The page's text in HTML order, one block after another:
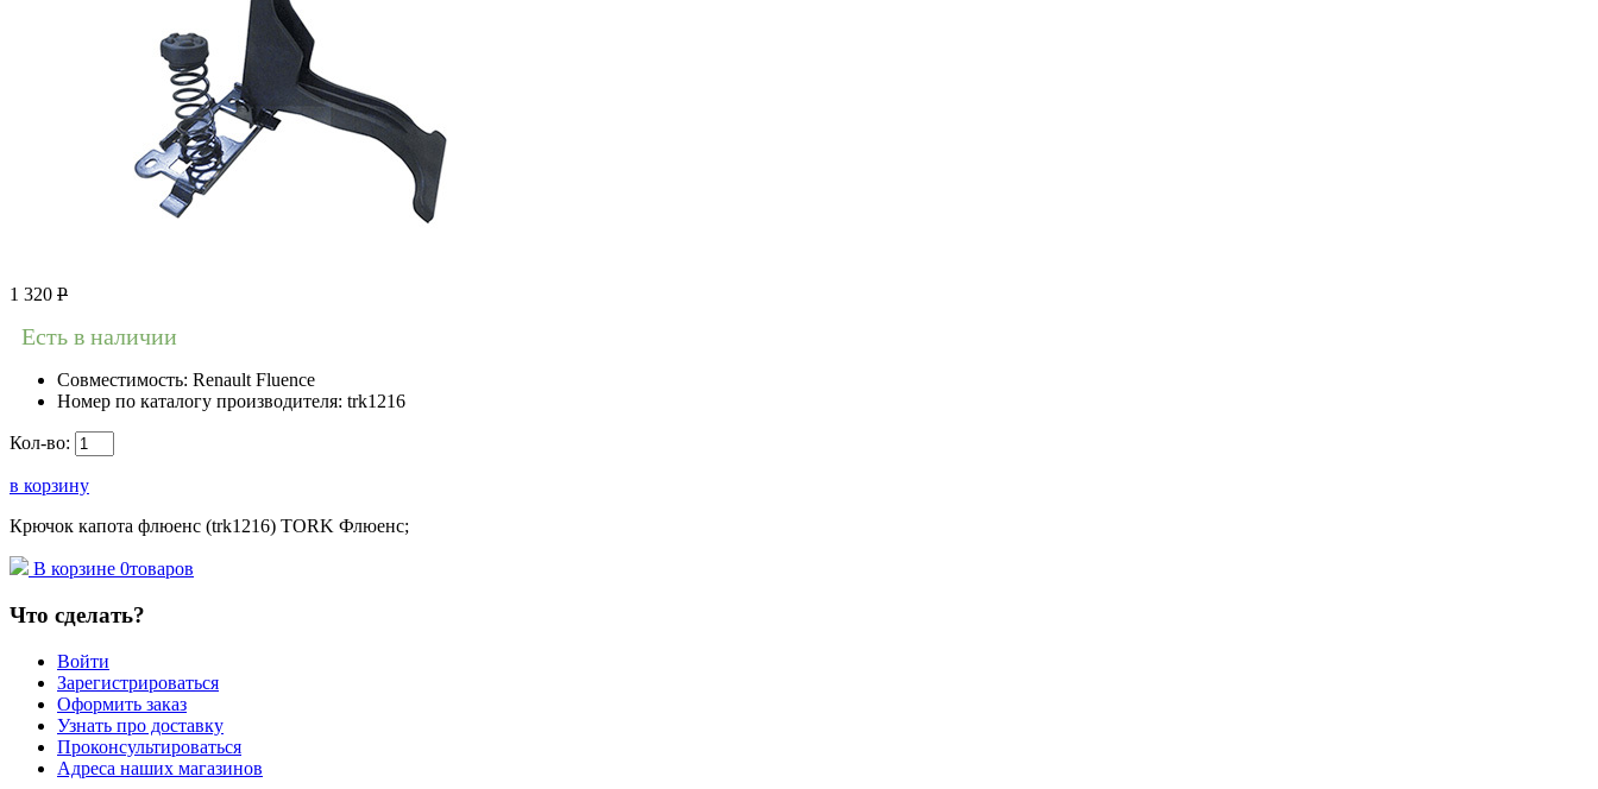
1 320 Р
Есть в наличии
Совместимость: Renault Fluence
Номер по каталогу производителя: trk1216
Кол-во:
в корзину
Крючок капота флюенс (trk1216) TORK Флюенс;
В корзине 0товаров
Что сделать?
Войти
Зарегистрироваться
Оформить заказ
Узнать про доставку
Проконсультироваться
Адреса наших магазинов